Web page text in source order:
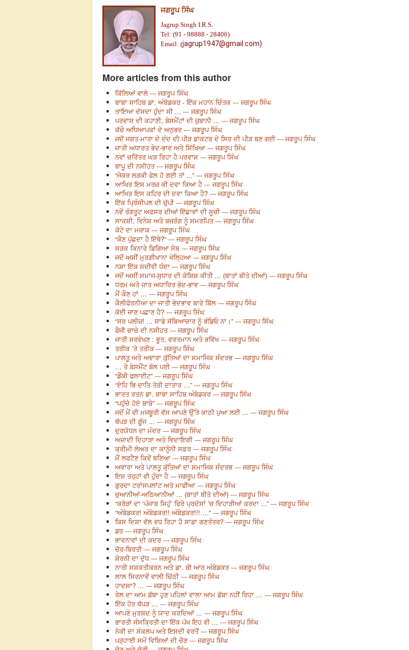
ਜਗਰੂਪ ਸਿੰਘ
Jagrup Singh I.R.S.
Tel: (91 - 98888 - 28406)
Email: (jagrup1947@gmail.com)
More articles from this author
ਕਿੱਲਿਆਂ ਵਾਲੇ --- ਜਗਰੂਪ ਸਿੰਘ
ਬਾਬਾ ਸਾਹਿਬ ਡਾ. ਅੰਬੇਡਕਰ - ਇੱਕ ਮਹਾਨ ਚਿੰਤਕ --- ਜਗਰੂਪ ਸਿੰਘ
ਤਾਇਆ ਦੱਸਦਾ ਹੁੰਦਾ ਸੀ ... --- ਜਗਰੂਪ ਸਿੰਘ
ਪਰਵਾਸ ਦੀ ਕਹਾਣੀ, ਬੇਸਮੈਂਟਾਂ ਦੀ ਜ਼ੁਬਾਨੀ ... --- ਜਗਰੂਪ ਸਿੰਘ
ਕੱਚੇ ਅਧਿਆਪਕਾਂ ਦੇ ਅਨੁਭਵ --- ਜਗਰੂਪ ਸਿੰਘ
ਜਦੋਂ ਜਗਤ-ਮਾਤਾ ਦੇ ਦੰਦ ਦੀ ਪੀੜ ਡਾਕਟਰ ਦੇ ਸਿਰ ਦੀ ਪੀੜ ਬਣ ਗਈ --- ਜਗਰੂਪ ਸਿੰਘ
ਜਾਤੀ ਅਧਾਰਤ ਭੇਦ-ਭਾਵ ਅਤੇ ਸਿੱਖਿਆ --- ਜਗਰੂਪ ਸਿੰਘ
ਨਵਾਂ ਚਰਿੱਤਰ ਘੜ ਰਿਹਾ ਹੈ ਪਰਵਾਸ --- ਜਗਰੂਪ ਸਿੰਘ
ਬਾਪੂ ਦੀ ਨਸੀਹਤ --- ਜਗਰੂਪ ਸਿੰਘ
“ਜੇਕਰ ਲੜਕੀ ਫੇਲ ਹੋ ਗਈ ਤਾਂ ...” --- ਜਗਰੂਪ ਸਿੰਘ
ਆਖਿਰ ਇਸ ਮਰਜ਼ ਕੀ ਦਵਾ ਕਿਆ ਹੈ --- ਜਗਰੂਪ ਸਿੰਘ
ਆਖਿਰ ਇਸ ਕਹਿਰ ਦੀ ਦਵਾ ਕਿਆ ਹੈ? --- ਜਗਰੂਪ ਸਿੰਘ
ਇੱਕ ਪ੍ਰਿੰਸੀਪਲ ਦੀ ਚੁੱਪੀ --- ਜਗਰੂਪ ਸਿੰਘ
ਨਵੇਂ ਰੰਗਰੂਟ ਅਫਸਰ ਦੀਆਂ ਇੱਛਾਵਾਂ ਦੀ ਸੂਚੀ --- ਜਗਰੂਪ ਸਿੰਘ
ਸਾਕਸ਼ੀ, ਵਿਨੇਸ਼ ਅਤੇ ਬਜਰੰਗ ਨੂੰ ਸਮਰਪਿਤ --- ਜਗਰੂਪ ਸਿੰਘ
ਕੋਟੇ ਦਾ ਮਜ਼ਾਕ --- ਜਗਰੂਪ ਸਿੰਘ
“ਕੌਣ ਪੁੱਛਦਾ ਹੈ ਇੱਥੇ?” --- ਜਗਰੂਪ ਸਿੰਘ
ਸੜਕ ਕਿਨਾਰੇ ਡਿਗਿਆ ਸੇਬ --- ਜਗਰੂਪ ਸਿੰਘ
ਜਦੋਂ ਅਸੀਂ ਮੁਰਗੀਖਾਨਾ ਖੋਲ੍ਹਿਆ --- ਜਗਰੂਪ ਸਿੰਘ
ਨਸ਼ਾ ਇੱਕ ਸਦੀਵੀ ਧੰਦਾ --- ਜਗਰੂਪ ਸਿੰਘ
ਜਦੋਂ ਅਸੀਂ ਸਮਾਜ-ਸੁਧਾਰ ਦੀ ਕੋਸ਼ਿਸ਼ ਕੀਤੀ ... (ਬਾਤਾਂ ਬੀਤੇ ਦੀਆਂ) --- ਜਗਰੂਪ ਸਿੰਘ
ਧਰਮ ਅਤੇ ਜਾਤ ਅਧਾਰਿਤ ਭੇਦ-ਭਾਵ --- ਜਗਰੂਪ ਸਿੰਘ
ਮੈਂ ਕੌਣ ਹਾਂ … --- ਜਗਰੂਪ ਸਿੰਘ
ਕੈਲੀਫੋਰਨੀਆ ਦਾ ਜਾਤੀ ਭੇਦਭਾਵ ਬਾਰੇ ਬਿੱਲ --- ਜਗਰੂਪ ਸਿੰਘ
ਕੋਈ ਜਾਣ ਪਛਾਣ ਹੈ? --- ਜਗਰੂਪ ਸਿੰਘ
“ਸਰ ਪਲੀਜ਼! ... ਸਾਡੇ ਸੱਭਿਆਚਾਰ ਨੂੰ ਭੰਡਿਓ ਨਾ।” --- ਜਗਰੂਪ ਸਿੰਘ
ਫੌਜੀ ਚਾਚੇ ਦੀ ਨਸੀਹਤ --- ਜਗਰੂਪ ਸਿੰਘ
ਜਾਤੀ ਸਰਵੇਖਣ : ਭੂਤ, ਵਰਤਮਾਨ ਅਤੇ ਭਵਿੱਖ --- ਜਗਰੂਪ ਸਿੰਘ
ਤਰੀਕ ’ਤੇ ਤਰੀਕ --- ਜਗਰੂਪ ਸਿੰਘ
ਪਾਲਤੂ ਅਤੇ ਅਵਾਰਾ ਕੁੱਤਿਆਂ ਦਾ ਸਮਾਜਿਕ ਸੰਦਰਭ --- ਜਗਰੂਪ ਸਿੰਘ
… ਤੇ ਬੇਸਮੈਂਟ ਬੋਲ ਪਈ --- ਜਗਰੂਪ ਸਿੰਘ
“ਡੌਂਕੀ ਫਲਾਈਟ” --- ਜਗਰੂਪ ਸਿੰਘ
“ਏਹਿ ਭਿ ਦਾਤਿ ਤੇਰੀ ਦਾਤਾਰ …” --- ਜਗਰੂਪ ਸਿੰਘ
ਭਾਰਤ ਰਤਨ ਡਾ. ਬਾਬਾ ਸਾਹਿਬ ਅੰਬੇਡਕਰ --- ਜਗਰੂਪ ਸਿੰਘ
“ਪਹੁੰਚੇ ਹੋਏ ਬਾਬੇ” --- ਜਗਰੂਪ ਸਿੰਘ
ਜਦੋਂ ਮੈਂ ਵੀ ਮਜਬੂਰੀ ਵੱਸ ਆਪਣੇ ਉੱਤੇ ਕਾਠੀ ਪੁਆ ਲਈ ... --- ਜਗਰੂਪ ਸਿੰਘ
ਥੱਪੜ ਦੀ ਗੂੰਜ ... --- ਜਗਰੂਪ ਸਿੰਘ
ਦੁਰਯੋਧਨ ਦਾ ਮੰਦਰ --- ਜਗਰੂਪ ਸਿੰਘ
ਅਜ਼ਾਦੀ ਦਿਹਾੜਾ ਅਤੇ ਵਿਦਾਇਗੀ --- ਜਗਰੂਪ ਸਿੰਘ
ਕ੍ਰੀਮੀ ਲੇਅਰ ਦਾ ਕਾਨੂੰਨੀ ਸਫ਼ਰ --- ਜਗਰੂਪ ਸਿੰਘ
ਮੈਂ ਲਫਟੈਣ ਕਿਵੇਂ ਬਣਿਆ --- ਜਗਰੂਪ ਸਿੰਘ
ਅਵਾਰਾ ਅਤੇ ਪਾਲਤੂ ਕੁੱਤਿਆਂ ਦਾ ਸਮਾਜਿਕ ਸੰਦਰਭ --- ਜਗਰੂਪ ਸਿੰਘ
ਇਸ ਤਰ੍ਹਾਂ ਵੀ ਹੁੰਦਾ ਹੈ --- ਜਗਰੂਪ ਸਿੰਘ
ਗੁਰਦਾ ਟਰਾਂਸਪਲਾਂਟ ਅਤੇ ਮਾਫੀਆ --- ਜਗਰੂਪ ਸਿੰਘ
ਚੁਆਨੀਆਂ-ਅਠਿਆਨੀਆਂ ... (ਬਾਤਾਂ ਬੀਤੇ ਦੀਆਂ) --- ਜਗਰੂਪ ਸਿੰਘ
“ਕਰੋੜਾਂ ਦਾ ‘ਪੰਜਾਬ ਸਿਹੁੰ’ ਫਿਰੇ ਪ੍ਰਦੇਸਾਂ ’ਚ ਦਿਹਾੜੀਆਂ ਕਰਦਾ ...” --- ਜਗਰੂਪ ਸਿੰਘ
“ਅੰਬੇਡਕਰ! ਅੰਬੇਡਕਰ!! ਅੰਬੇਡਕਰ!!! …” --- ਜਗਰੂਪ ਸਿੰਘ
ਕਿਸ ਦਿਸ਼ਾ ਵੱਲ ਵਧ ਰਿਹਾ ਹੈ ਸਾਡਾ ਗਣਤੰਤਰ? --- ਜਗਰੂਪ ਸਿੰਘ
ਡਰ --- ਜਗਰੂਪ ਸਿੰਘ
ਭਾਵਨਾਵਾਂ ਦੀ ਕਦਰ --- ਜਗਰੂਪ ਸਿੰਘ
ਚੋਰ-ਬਿਰਤੀ --- ਜਗਰੂਪ ਸਿੰਘ
ਸ਼ੇਰਨੀ ਦਾ ਦੁੱਧ --- ਜਗਰੂਪ ਸਿੰਘ
ਨਾਰੀ ਸਸ਼ਕਤੀਕਰਨ ਅਤੇ ਡਾ. ਬੀ ਆਰ ਅੰਬੇਡਕਰ --- ਜਗਰੂਪ ਸਿੰਘ
ਲਾਲ ਸਿਰਨਾਵੇਂ ਵਾਲੀ ਚਿੱਠੀ --- ਜਗਰੂਪ ਸਿੰਘ
ਹਾਦਸਾ? ... --- ਜਗਰੂਪ ਸਿੰਘ
ਰੇਲ ਦਾ ਆਮ ਡੱਬਾ ਹੁਣ ਪਹਿਲਾਂ ਵਾਲਾ ਆਮ ਡੱਬਾ ਨਹੀਂ ਰਿਹਾ … --- ਜਗਰੂਪ ਸਿੰਘ
ਇੱਕ ਹੋਰ ਥੱਪੜ … --- ਜਗਰੂਪ ਸਿੰਘ
ਆਪਣੇ ਮੁਰਸ਼ਦ ਨੂੰ ਯਾਦ ਕਰਦਿਆਂ ... --- ਜਗਰੂਪ ਸਿੰਘ
ਭਾਰਤੀ ਸੰਸਕ੍ਰਿਤੀ ਦਾ ਇੱਕ ਪੱਖ ਇਹ ਵੀ ... --- ਜਗਰੂਪ ਸਿੰਘ
ਨੇਕੀ ਦਾ ਸੰਕਲਪ ਅਤੇ ਇਸਦੀ ਵਰਤੋਂ --- ਜਗਰੂਪ ਸਿੰਘ
ਪੜ੍ਹਾਈ ਸਮੇਂ ਵਿਸ਼ਿਆਂ ਦੀ ਚੋਣ --- ਜਗਰੂਪ ਸਿੰਘ